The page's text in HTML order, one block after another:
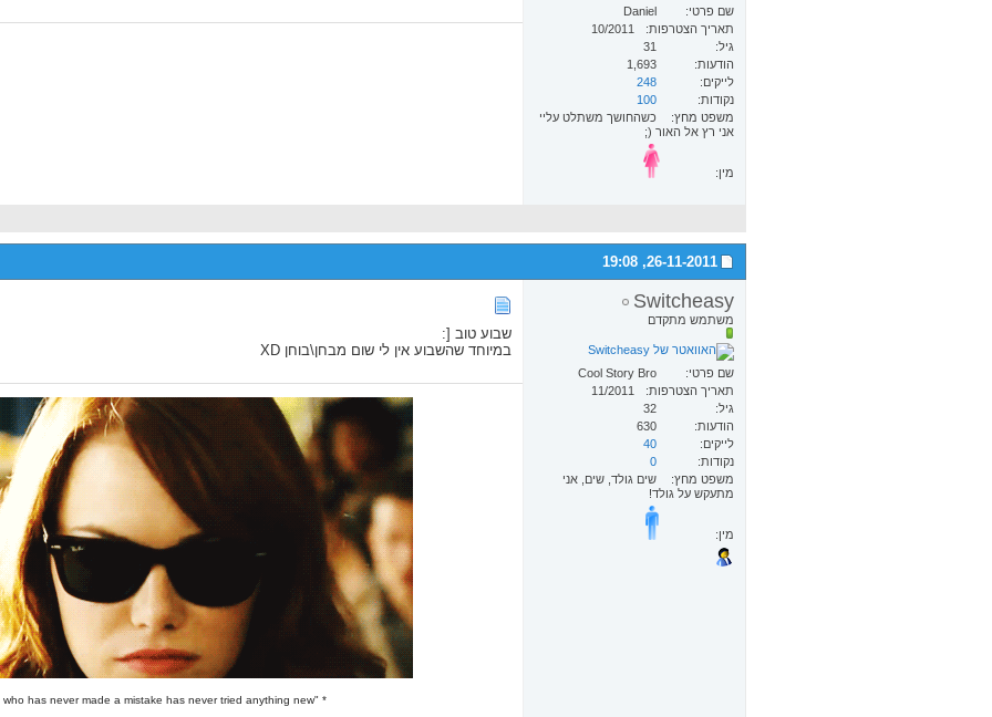
שם פרטי
Daniel
תאריך הצטרפות
10/2011
גיל
31
הודעות
1,693
לייקים
248
נקודות
100
משפט מחץ
כשהחושך משתלט עליי
אני רץ אל האור (;
מין:
26-11-2011,
19:08
Switcheasy
משתמש מתקדם
שם פרטי
Cool Story Bro
תאריך הצטרפות
11/2011
גיל
32
הודעות
630
לייקים
40
נקודות
0
משפט מחץ
שים גולד, שים, אני
מתעקש על גולד!
מין:
שבוע טוב [:
במיוחד שהשבוע אין לי שום מבחן\בוחן XD
* "Anyone who has never made a mistake has never tried anything new." *